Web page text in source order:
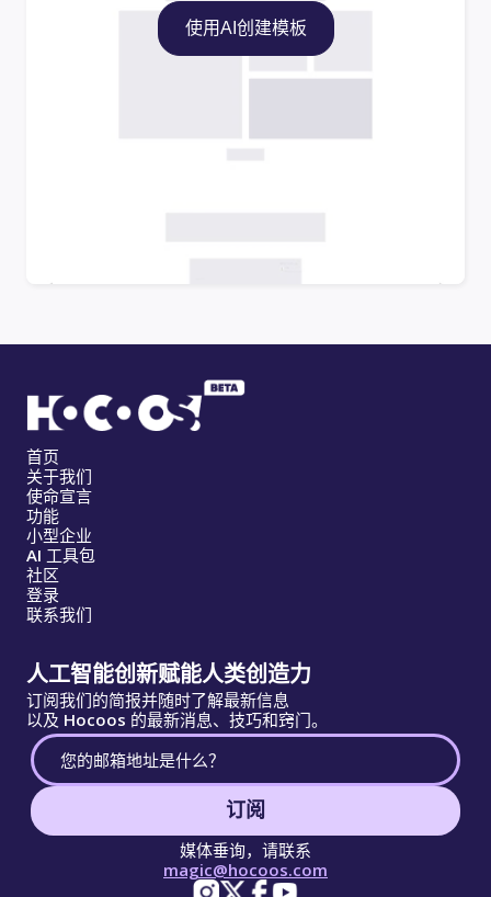
使用AI创建模板
首页
关于我们
使命宣言
功能
小型企业
AI 工具包
社区
登录
联系我们
人工智能创新赋能人类创造力
订阅我们的简报并随时了解最新信息
以及 Hocoos 的最新消息、技巧和窍门。
订阅
媒体垂询，请联系
magic@hocoos.com